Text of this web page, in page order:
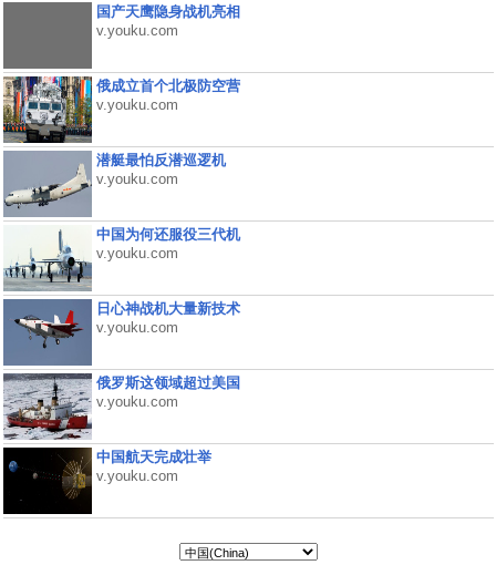
国产天鹰隐身战机亮相
v.youku.com
俄成立首个北极防空营
v.youku.com
潜艇最怕反潜巡逻机
v.youku.com
中国为何还服役三代机
v.youku.com
日心神战机大量新技术
v.youku.com
俄罗斯这领域超过美国
v.youku.com
中国航天完成壮举
v.youku.com